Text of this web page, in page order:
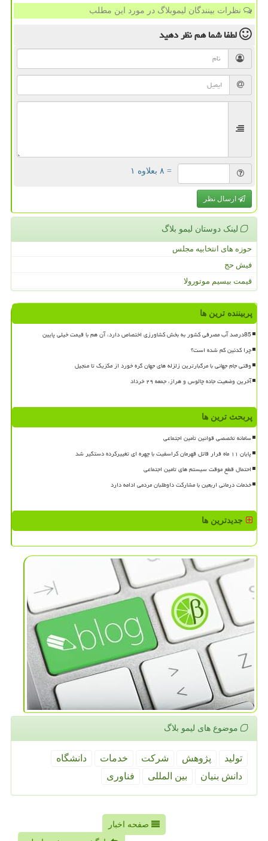
نظرات بینندگان لیموبلاگ در مورد این مطلب
لطفا شما همنظر دهید
= ۸ بعلاوه ۱
ارسال نظر
لینک دوستان لیمو بلاگ
حوزه های انتخابیه مجلس
فیش حج
قیمت بیسیم موتورولا
پربیننده ترین ها
85درصد آب مصرفی کشور به بخش کشاورزی اختصاص دارد، آن هم با قیمت خیلی پایین
چرا کدئین کم شده است؟
وقتی جام جهانی با مرگبارترین زلزله های جهان گره خورد از مکزیک تا منجیل
آخرین وضعیت جاده چالوس و هراز، جمعه ۲۹ خرداد
پربحث ترین ها
سامانه تخصصی قوانین تأمین اجتماعی
پایان ۱۱ ماه فرار قاتل قهرمان کراسفیت با چهره ای تغییرکرده دستگیر شد
احتمال قطع موقت سیستم های تامین اجتماعی
خدمات درمانی اربعین با مشارکت داوطلبان مردمی ادامه دارد
جدیدترین ها
موضوع های لیمو بلاگ
تولید پژوهش شركت خدمات
دانشگاه
دانش بنیان
بین المللی فناوری
صفحه اخبار